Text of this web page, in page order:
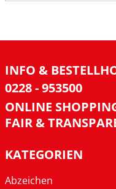
INFO &
0228 - 953500
ONLINE
FAIR &
KATEGORIEN
Abzeichen